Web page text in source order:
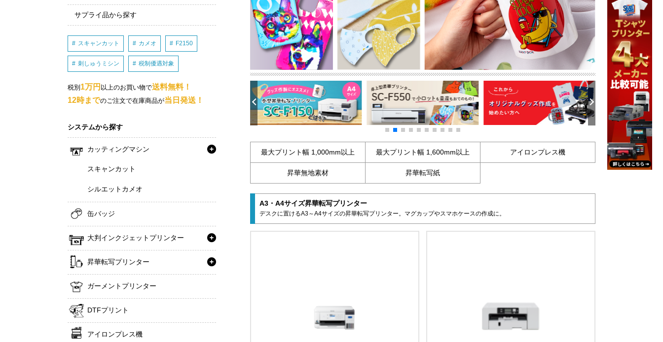
サプライ品から探す
スキャンカット カメオ F2150
刺しゅうミシン 税制優遇対象
税別 1万円 以上のお買い物で送料無料！
12時までのご注文で在庫商品が当日発送！
システムから探す
カッティングマシン
スキャンカット
シルエットカメオ
缶バッジ
大判インクジェットプリンター
昇華転写プリンター
ガーメントプリンター
DTFプリント
アイロンプレス機
最大プリント幅 1,000mm以上 最大プリント幅 1,600mm以上 アイロンプレス機
昇華無地素材 昇華転写紙
A3・A4サイズ昇華転写プリンター
デスクに置けるA3～A4サイズの昇華転写プリンター。マグカップやスマホケースの作成に。